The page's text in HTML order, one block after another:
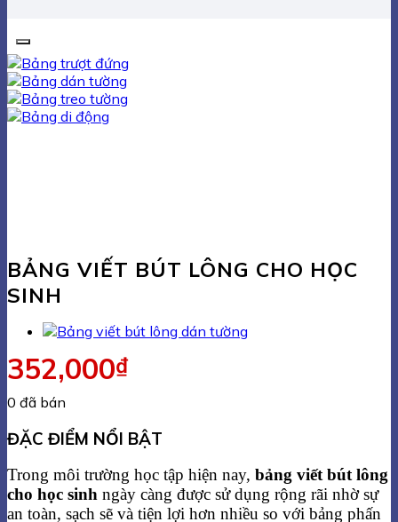
BẢNG VIẾT BÚT LÔNG CHO HỌC
SINH
352,000₫
0 đã bán
ĐẶC ĐIỂM NỔI BẬT
Trong môi trường học tập hiện nay, bảng viết bút lông
cho học sinh ngày càng được sử dụng rộng rãi nhờ sự
an toàn, sạch sẽ và tiện lợi hơn nhiều so với bảng phấn